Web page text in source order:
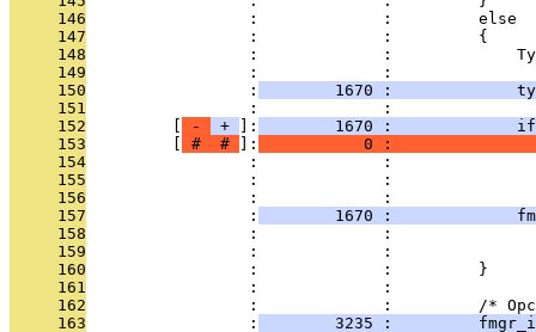
     146
                 :             :         else
     147
                 :             :         {
     148
:             :
     149
                 :             :
     150
                 :
1670 :
     151
:             :
     152
- + ]:
1670 :
     153
# # ]:
0 :
     154
:             :
     155
:             :
     156
:             :
     157
                 :
1670 :
     158
:             :
     159
:             :
     160
                 :             :         }
     161
                 :             :
     162
:             :         /*
     163
                 :
3235 :